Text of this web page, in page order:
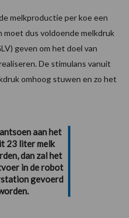
melkproductie per koe een
dus voldoende melkdruk
geven om het doel van
De stimulans vanuit
omhoog stuwen en zo het
aan het
23 liter melk
dan zal het
in de robot
gevoerd